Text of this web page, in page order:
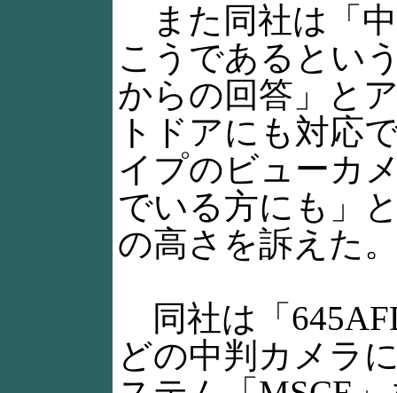
また同社は「
こうであるとい
からの回答」と
トドアにも対応
イプのビューカ
でいる方にも」
の高さを訴えた
同社は「
どの中判カメラ